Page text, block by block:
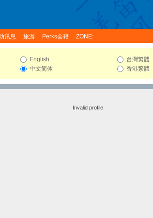
讯息 旅游 Perks会籍 ZONE:
English
中文简体
台灣繁體
香港繁體
Invalid profile